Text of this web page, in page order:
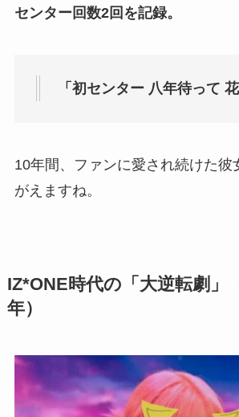
センター回数2回を記録。
「初センター 八年待って 花
10年間、ファンに愛され続けた彼
がえますね。
IZ*ONE時代の「大逆転劇」
年）